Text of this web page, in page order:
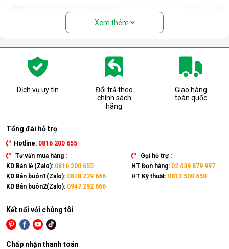
Lợi ích khi sử dụng điều hòa di động
Airko
Sử dụng điều hòa di động Airko giúp làm mát nhanh chóng,
mang lại sự tiện lợi và tiết kiệm chi phí đầu tư lâu dài.
Dễ dàng di chuyển, có tính di động cao
Điều hòa di động Airko sở hữu thiết kế gọn gàng, vuông vắn,
Xem thêm
Dịch vụ uy tín
Đổi trả theo
chính sách
hãng
Giao hàng
toàn quốc
Tổng đài hỗ trợ
Hotline: 0816 200 655
Tư vấn mua hàng :
KD Bán lẻ (Zalo): 0816 200 655
KD Bán buôn1(Zalo): 0878 229 666
KD Bán buôn2(Zalo): 0947 292 666
Gọi hỗ trợ :
HT Đơn hàng: 02 439 879 997
HT Kỹ thuật: 0813 500 650
Kết nối với chúng tôi
Chấp nhận thanh toán